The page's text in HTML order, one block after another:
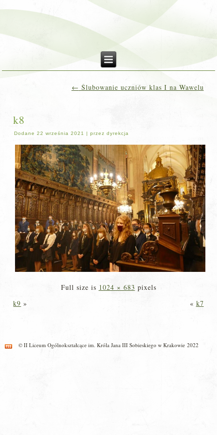
← Ślubowanie uczniów klas I na Wawelu
k8
Dodane 22 września 2021 |przez dyrekcja
Full size is 1024 × 683 pixels
k9 » « k7
© II Liceum Ogólnokształcące im. Króla Jana III Sobieskiego w Krakowie 2022